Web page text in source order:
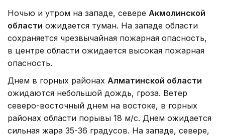
Ночью и утром на западе, севере Акмолинской
области ожидается туман. На западе области
сохраняется чрезвычайная пожарная опасность,
в центре области ожидается высокая пожарная
опасность.
Днем в горных районах Алматинской области
ожидаются небольшой дождь, гроза. Ветер
северо-восточный днем на востоке, в горных
районах области порывы 18 м/с. Днем ожидается
сильная жара 35-36 градусов. На западе, севере,